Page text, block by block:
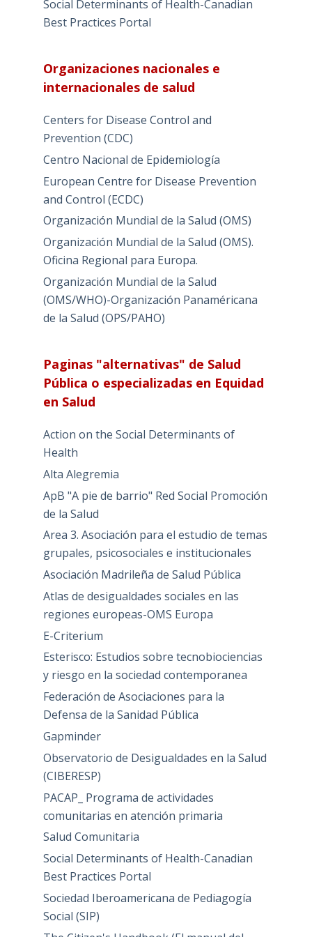
Social Determinants of Health-Canadian
Best Practices Portal
Organizaciones nacionales e
internacionales de salud
Centers for Disease Control and
Prevention (CDC)
Centro Nacional de Epidemiología
European Centre for Disease Prevention
and Control (ECDC)
Organización Mundial de la Salud (OMS)
Organización Mundial de la Salud (OMS).
Oficina Regional para Europa.
Organización Mundial de la Salud
(OMS/WHO)-Organización Panaméricana
de la Salud (OPS/PAHO)
Paginas "alternativas" de Salud
Pública o especializadas en Equidad
en Salud
Action on the Social Determinants of
Health
Alta Alegremia
ApB "A pie de barrio" Red Social Promoción
de la Salud
Area 3. Asociación para el estudio de temas
grupales, psicosociales e institucionales
Asociación Madrileña de Salud Pública
Atlas de desigualdades sociales en las
regiones europeas-OMS Europa
E-Criterium
Esterisco: Estudios sobre tecnobiociencias
y riesgo en la sociedad contemporanea
Federación de Asociaciones para la
Defensa de la Sanidad Pública
Gapminder
Observatorio de Desigualdades en la Salud
(CIBERESP)
PACAP_ Programa de actividades
comunitarias en atención primaria
Salud Comunitaria
Social Determinants of Health-Canadian
Best Practices Portal
Sociedad Iberoamericana de Pediagogía
Social (SIP)